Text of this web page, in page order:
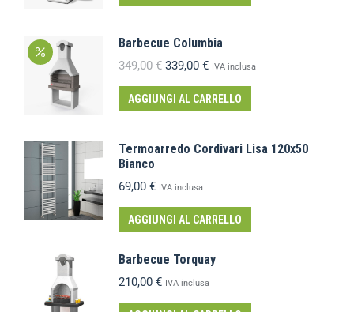
Barbecue Columbia
349,00€ 339,00 € IVA inclusa
AGGIUNGI AL CARRELLO
Termoarredo Cordivari Lisa 120x50
Bianco
69,00 € IVA inclusa
AGGIUNGI AL CARRELLO
Barbecue Torquay
210,00 € IVA inclusa